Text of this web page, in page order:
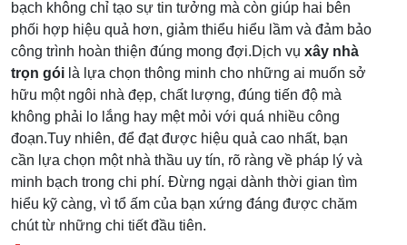
bạch không chỉ tạo sự tin tưởng mà còn giúp hai bên
phối hợp hiệu quả hơn, giảm thiểu hiểu lầm và đảm bảo
công trình hoàn thiện đúng mong đợi.Dịch vụ xây nhà
trọn gói là lựa chọn thông minh cho những ai muốn sở
hữu một ngôi nhà đẹp, chất lượng, đúng tiến độ mà
không phải lo lắng hay mệt mỏi với quá nhiều công
đoạn.Tuy nhiên, để đạt được hiệu quả cao nhất, bạn
cần lựa chọn một nhà thầu uy tín, rõ ràng về pháp lý và
minh bạch trong chi phí. Đừng ngại dành thời gian tìm
hiểu kỹ càng, vì tổ ấm của bạn xứng đáng được chăm
chút từ những chi tiết đầu tiên.